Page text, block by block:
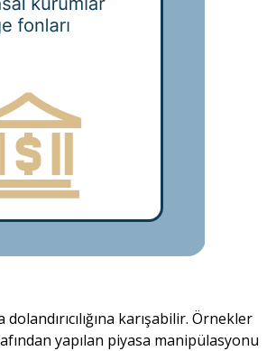
karışabilir. Örnekler
yapılan piyasa manipülasyonu